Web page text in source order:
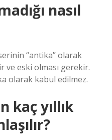
nasıl
“antika” olarak
ve eski olması gerekir.
olarak kabul edilmez.
kaç yıllık